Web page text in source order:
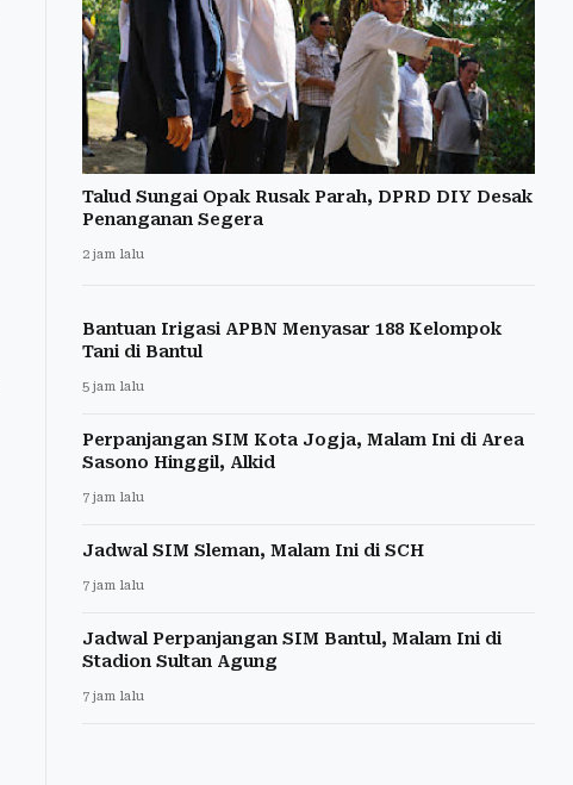
Talud Sungai Opak Rusak Parah, DPRD DIY Desak
Penanganan Segera
2 jam lalu
Bantuan Irigasi APBN Menyasar 188 Kelompok
Tani di Bantul
5 jam lalu
Perpanjangan SIM Kota Jogja, Malam Ini di Area
Sasono Hinggil, Alkid
7 jam lalu
Jadwal SIM Sleman, Malam Ini di SCH
7 jam lalu
Jadwal Perpanjangan SIM Bantul, Malam Ini di
Stadion Sultan Agung
7 jam lalu